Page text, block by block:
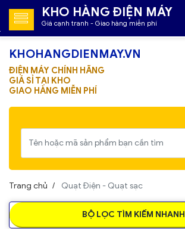
KHO HÀNG ĐIỆN MÁY
Giá cạnh tranh - Giao hàng miễn phí
KHOHANGDIENMAY.VN
ĐIỆN MÁY CHÍNH HÃNG
GIÁ SỈ TẠI KHO
GIAO HÀNG MIỄN PHÍ
Trang chủ Quạt Điện - Quạt sạc
BỘ LỌC TÌM KIẾM NHANH